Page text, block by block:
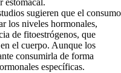
estomacal.
sugieren que el consumo
los niveles hormonales,
de fitoestrógenos, que
el cuerpo. Aunque los
consumirla de forma
específicas.